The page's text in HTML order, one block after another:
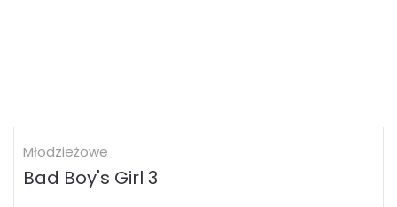
Młodzieżowe
Bad Boy's Girl 3